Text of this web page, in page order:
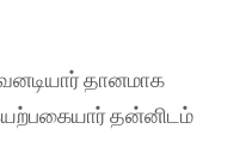
தானமாக
தன்னிடம்